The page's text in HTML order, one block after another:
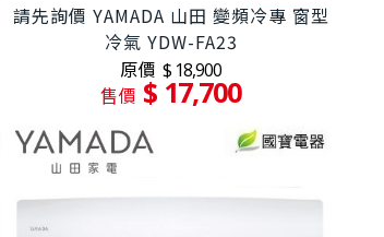
請先詢價 YAMADA 山田 變頻冷專 窗型
冷氣 YDW-FA23
原價 $ 18,900
售價 $ 17,700